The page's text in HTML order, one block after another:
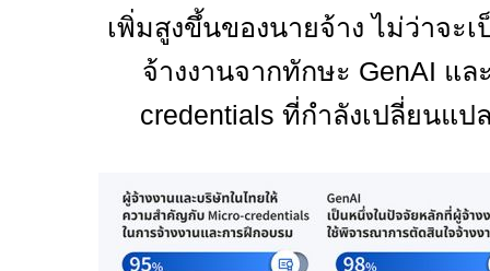
เพิ่มสูงขึ้นของนายจ้าง ไม่ว่าจะ
จ้างงานจากทักษะ GenAI แล
credentials ที่กำลังเปลี่ยนแป